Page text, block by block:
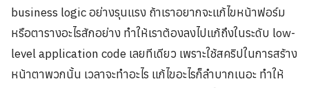
business logic อย่างรุนแรง ถ้าเราอยากจะแก้ไขหน้าฟอร์ม
หรือตารางอะไรสักอย่าง ทำให้เราต้องลงไปแก้ถึงในระดับ low-
level application code เลยทีเดียว เพราะใช้สคริปในการสร้าง
หน้าตาพวกนั้น เวลาจะทำอะไร แก้ไขอะไรก็ลำบากเนอะ ทำให้